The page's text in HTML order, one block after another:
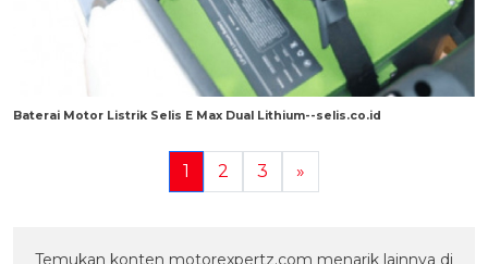
Baterai Motor Listrik Selis E Max Dual Lithium--selis.co.id
1 2 3 »
Temukan konten motorexpertz.com menarik lainnya di